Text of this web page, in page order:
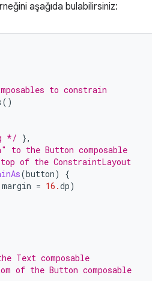
aşağıda bulabilirsiniz:
to constrain
()
*/ },
to the Button composable
of the ConstraintLayout
(button)
{
margin = 16.dp)
Text composable
of the Button composable